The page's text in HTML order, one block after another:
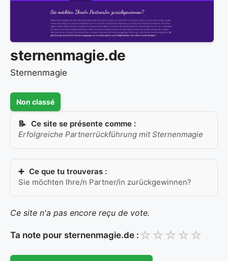
sternenmagie.de
Sternenmagie
Non classé
Ce site se présente comme :
Erfolgreiche Partnerrückführung mit Sternenmagie
Ce que tu trouveras :
Sie möchten Ihre/n Partner/in zurückgewinnen?
Ce site n'a pas encore reçu de vote.
Ta note pour sternenmagie.de : ☆ ☆ ☆ ☆ ☆